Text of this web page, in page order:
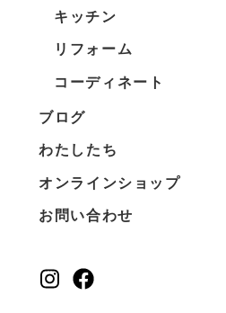
キッチン
リフォーム
コーディネート
ブログ
わたしたち
オンラインショップ
お問い合わせ